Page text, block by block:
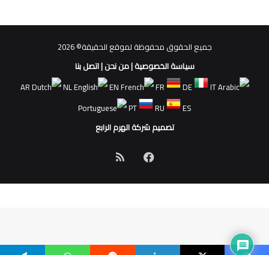
جميع الحقوق محفوظة لموقع الحقيقة© 2026
سياسة الخصوصية|من نحن|اتصل بنا
AR
NL EN FR DE
IT
PT
RU
ES
تصميم شركة الهرم الرابع
فيسبوكملخص
الموقع